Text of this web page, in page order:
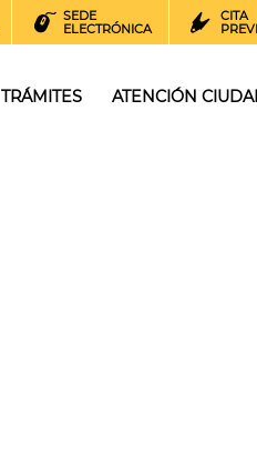
SEDE
ELECTRÓNICA
CITA
TRÁMITES ATENCIÓN